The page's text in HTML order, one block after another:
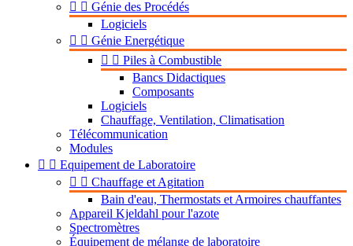
  Génie des Procédés
Logiciels
  Génie Energétique
  Piles à Combustible
Bancs Didactiques
Composants
Logiciels
Chauffage, Ventilation, Climatisation
Télécommunication
Modules
  Equipement de Laboratoire
  Chauffage et Agitation
Bain d'eau, Thermostats et Armoires chauffantes
Appareil Kjeldahl pour l'azote
Spectromètres
Équipement de mélange de laboratoire